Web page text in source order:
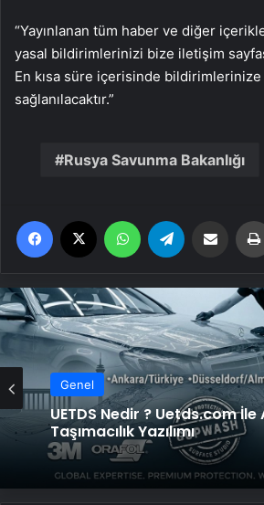
“Yayınlanan tüm haber ve diğer
yasal bildirimlerinizi bize iletişim
En kısa süre içerisinde
sağlanılacaktır.”
Rusya Savunma Bakanlığı
Facebook WhatsApp Email'den paylaş
Genel
UETDS Nedir ? Uetds.com İle
Taşımacılık Yazılımı